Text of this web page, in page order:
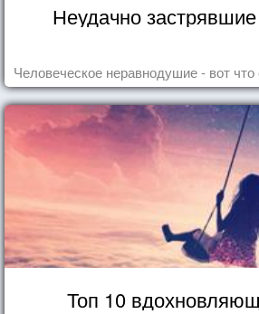
Неудачно
Человеческое неравнодушие - вот что
Топ 10